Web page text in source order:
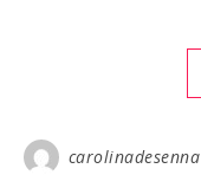
carolinadesenna